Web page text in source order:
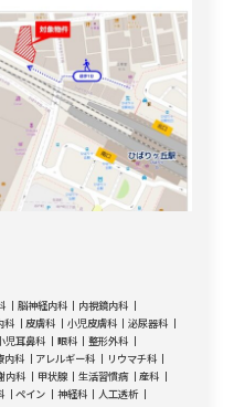
脳神経内科
内視鏡内科
科 皮膚科 小児皮膚科
泌尿器科
児耳鼻科 眼科
整形外科
内科 アレルギー科
リウマチ科
内科 甲状腺 生活習慣病
産科
ペイン 神経科 人工透析